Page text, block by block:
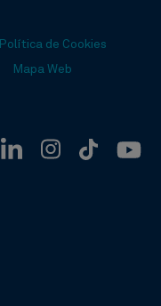
Política de Cookies
Mapa Web